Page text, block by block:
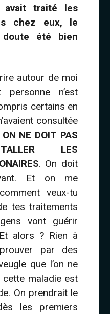
traité les
chez eux, le
été bien
autour de moi
personne n’est
certains en
consultée
ON NE DOIT PAS
LES
. On doit
Et on me
veux-tu
tes traitements
vont guérir
alors ? Rien à
par des
que l’on ne
maladie est
On prendrait le
les premiers